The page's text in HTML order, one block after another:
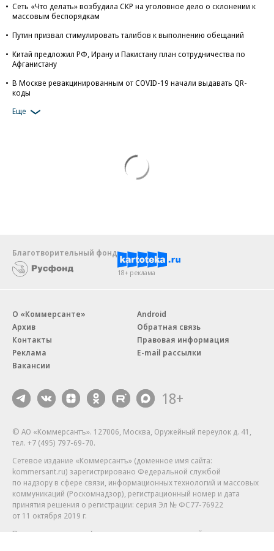
Сеть «Что делать» возбудила СКР на уголовное дело о склонении к
массовым беспорядкам
Путин призвал стимулировать талибов к выполнению обещаний
Китай предложил РФ, Ирану и Пакистану план сотрудничества по
Афганистану
В Москве ревакцинированным от COVID-19 начали выдавать QR-
коды
Еще
Благотворительный фонд
18+ реклама
О «Коммерсанте»
Архив
Контакты
Реклама
Вакансии
Android
Обратная связь
Правовая информация
E-mail рассылки
18+
© АО «Коммерсантъ». 127006, Москва, Оружейный переулок д. 41,
тел. +7 (495) 797-69-70.
Сетевое издание «Коммерсантъ» (доменное имя сайта:
kommersant.ru) зарегистрировано Федеральной службой
по надзору в сфере связи, информационных технологий и массовых
коммуникаций (Роскомнадзор), регистрационный номер и дата
принятия решения о регистрации: серия Эл № ФС77-76922
от 11 октября 2019 г.
Партнерские проекты/материалы, новости компаний, материалы